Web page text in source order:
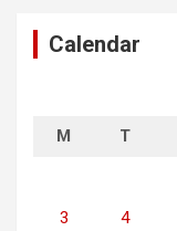
Calendar
M T
3 4